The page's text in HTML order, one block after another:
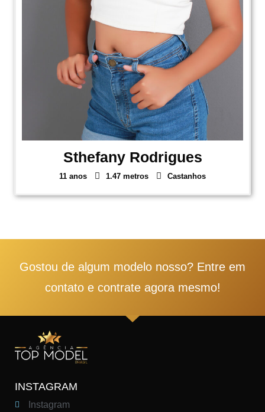
Sthefany Rodrigues
11 anos 1.47 metros Castanhos
Gostou de algum modelo nosso? Entre em
contato e contrate agora mesmo!
INSTAGRAM
Instagram